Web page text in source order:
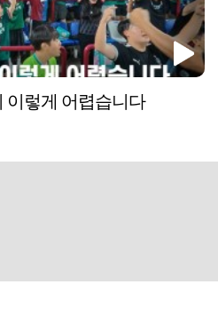
이렇게 어렵습니다